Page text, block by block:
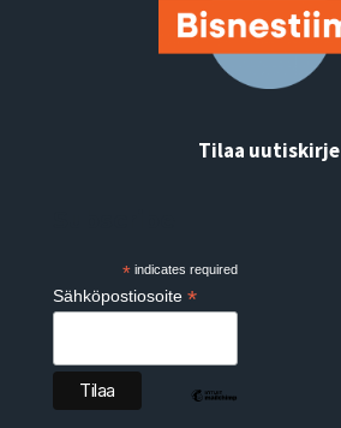
Tilaa uutiskirje
*indicates required
Sähköpostiosoite *